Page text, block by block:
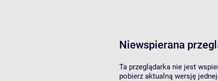
Niewspierana
Ta przeglądarka nie jest
pobierz aktualną wersję